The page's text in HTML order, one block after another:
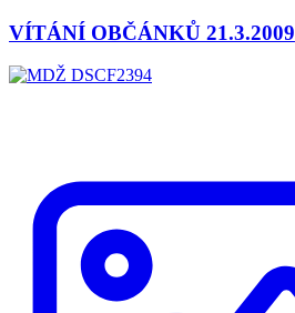
VÍTÁNÍ OBČÁNKŮ 21.3.2009